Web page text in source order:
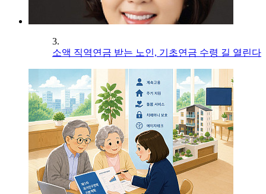
3.
소액 직역연금 받는 노인, 기초연금 수령 길 열린다